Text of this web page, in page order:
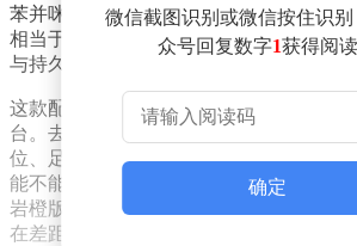
苯并咪唑酮系偶氮类有机橙浆，其比表面
相当于1克颜料可覆盖半个标准排球场，
与持久性。
这款配色早期被视为小米品牌色的延伸
台。去年3月SU7上市时，他晒出熔岩橙
位、足够自信的人才能真正驾驭，开这样
能不能炸街？”去年7月，小米集团合伙
岩橙版YU7，进一步推动其热度。然而
在差距。尽管网友普遍认可其设计美感
微信截图识别或微信按住识
众号回复数字1获得阅
确定